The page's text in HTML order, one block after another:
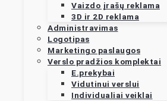
Vaizdo įrašų reklama
3D ir 2D reklama
Administravimas
Logotipas
Marketingo paslaugos
Verslo pradžios komplektai
E.prekybai
Vidutinui verslui
Individualiai veiklai